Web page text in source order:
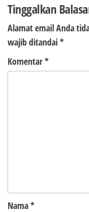
Tinggalkan
Alamat email Anda
wajib ditandai*
Komentar*
Nama*